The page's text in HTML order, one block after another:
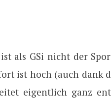
als GSi nicht der
ist hoch (auch dank
eigentlich ganz